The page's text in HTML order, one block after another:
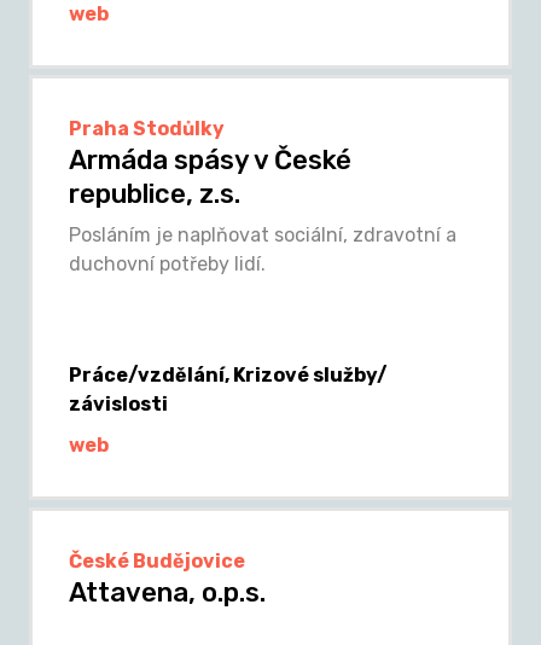
web
Praha Stodůlky
Armáda spásy v České
republice, z.s.
Posláním je naplňovat sociální, zdravotní a
duchovní potřeby lidí.
Práce/vzdělání, Krizové služby/
závislosti
web
České Budějovice
Attavena, o.p.s.